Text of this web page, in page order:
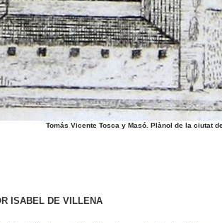
Tomás Vicente Tosca y Masó. Plànol de la ciutat
ISABEL DE VILLENA